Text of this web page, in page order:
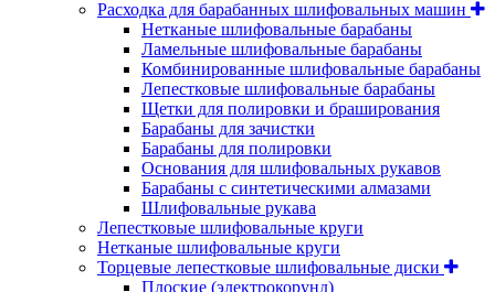
Расходка для барабанных шлифовальных машин
Нетканые шлифовальные барабаны
Ламельные шлифовальные барабаны
Комбинированные шлифовальные барабаны
Лепестковые шлифовальные барабаны
Щетки для полировки и браширования
Барабаны для зачистки
Барабаны для полировки
Основания для шлифовальных рукавов
Барабаны с синтетическими алмазами
Шлифовальные рукава
Лепестковые шлифовальные круги
Нетканые шлифовальные круги
Торцевые лепестковые шлифовальные диски
Плоские (электрокорунд)